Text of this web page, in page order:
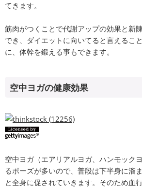
てきます。
筋肉がつくことで代謝アップの効果と新
でき、ダイエットに向いてると言えるこ
に、体幹を鍛える事もできます。
空中ヨガの健康効果
空中ヨガ（エアリアルヨガ、ハンモック
るポーズが多いので、普段は下半身に溜
と全身に促されていきます。そのため血